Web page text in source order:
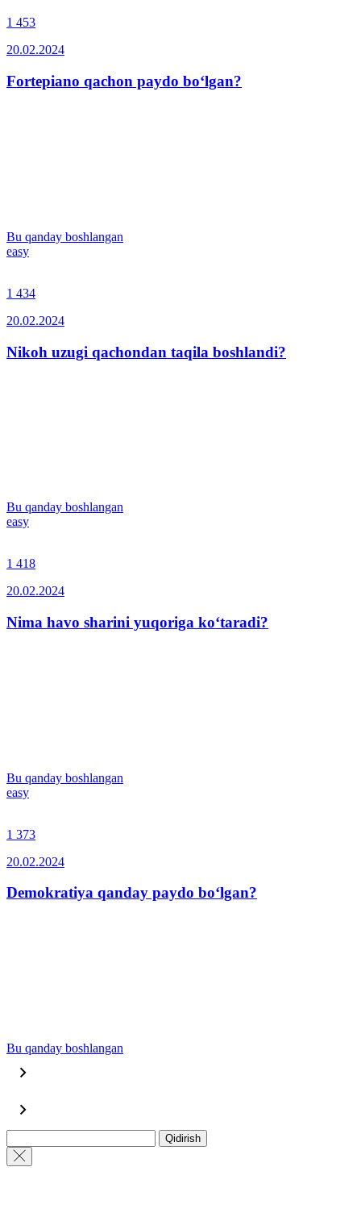
1 453
20.02.2024
Fortepiano qachon paydo bo‘lgan?
Bu qanday boshlangan
easy
1 434
20.02.2024
Nikoh uzugi qachondan taqila boshlandi?
Bu qanday boshlangan
easy
1 418
20.02.2024
Nima havo sharini yuqoriga ko‘taradi?
Bu qanday boshlangan
easy
1 373
20.02.2024
Demokratiya qanday paydo bo‘lgan?
Bu qanday boshlangan
Qidirish